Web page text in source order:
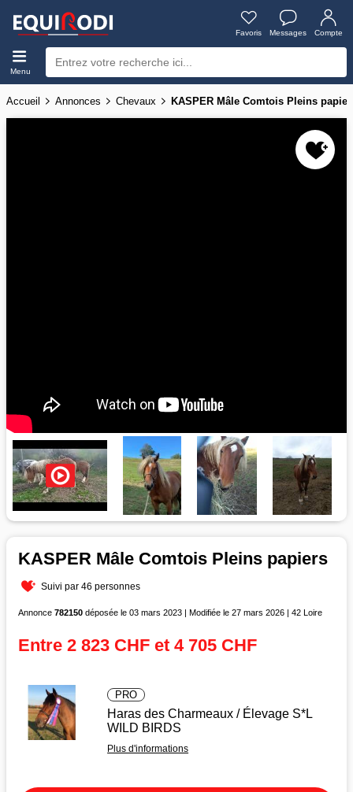
Favoris Messages Compte
Menu
Accueil Annonces Chevaux KASPER Mâle Comtois Pleins
KASPER Mâle Comtois Pleins papiers
Suivi par 46 personnes
Annonce 782150 déposée le 03 mars 2023 | Modifiée le 27 mars 2026 | 42 Loire
Entre 2 823 CHF et 4 705 CHF
PRO
Haras des Charmeaux / Élevage S*L
WILD BIRDS
Plus d'informations